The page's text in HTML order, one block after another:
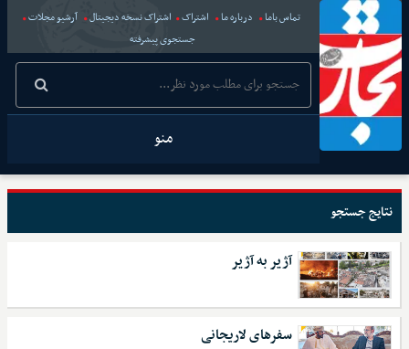
تماس باما درباره ما اشتراک اشتراک نسخه دیجیتال
آرشیو مجلات
جستجوی پیشرفته
منو
نتایج جستجو
آژیر به آژیر
سفرهای لاریجانی